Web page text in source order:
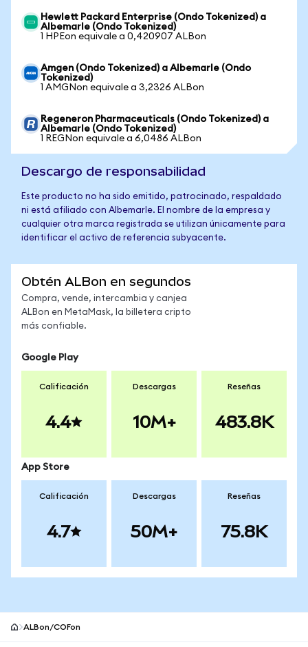
Hewlett Packard Enterprise (Ondo Tokenized) a
Albemarle (Ondo Tokenized)
1 HPEon equivale a 0,420907 ALBon
Amgen (Ondo Tokenized) a Albemarle (Ondo
Tokenized)
1 AMGNon equivale a 3,2326 ALBon
Regeneron Pharmaceuticals (Ondo Tokenized) a
Albemarle (Ondo Tokenized)
1 REGNon equivale a 6,0486 ALBon
Descargo de responsabilidad
Este producto no ha sido emitido, patrocinado, respaldado
ni está afiliado con Albemarle. El nombre de la empresa y
cualquier otra marca registrada se utilizan únicamente para
identificar el activo de referencia subyacente.
Obtén ALBon en segundos
Compra, vende, intercambia y canjea
ALBon en MetaMask, la billetera cripto
más confiable.
Google Play
Calificación
4.4
Descargas
10M+
Reseñas
483.8K
App Store
Calificación
4.7
Descargas
50M+
Reseñas
75.8K
ALBon/COFon